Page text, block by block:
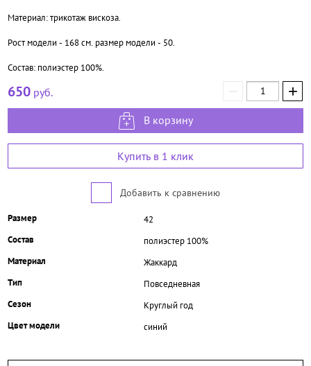
Материал: трикотаж вискоза.
Рост модели - 168 см. размер модели - 50.
Состав: полиэстер 100%.
650 руб. +
В корзину
Купить в 1 клик
Добавить к сравнению
Размер
42
Состав
полиэстер 100%
Материал
Жаккард
Тип
Повседневная
Сезон
Круглый год
Цвет модели
синий